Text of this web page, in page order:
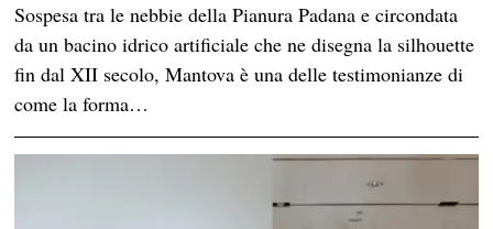
Sospesa tra le nebbie della Pianura Padana e circondata
da un bacino idrico artificiale che ne disegna la silhouette
fin dal XII secolo, Mantova è una delle testimonianze di
come la forma…